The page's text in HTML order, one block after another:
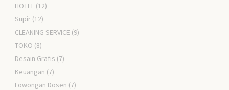
HOTEL (12)
Supir (12)
CLEANING SERVICE (9)
TOKO (8)
Desain Grafis (7)
Keuangan (7)
Lowongan Dosen (7)